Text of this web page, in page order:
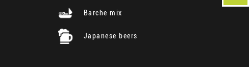
Barche mix
Japanese beers